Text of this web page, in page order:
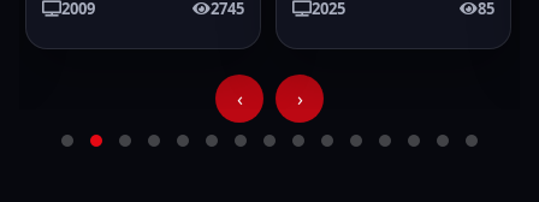
2009 2745 2025 85
‹ ›